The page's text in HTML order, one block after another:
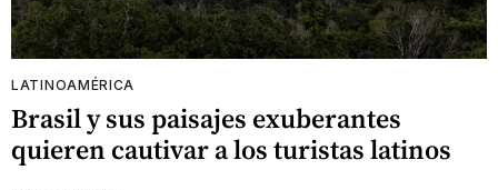
LATINOAMÉRICA
Brasil y sus paisajes exuberantes
quieren cautivar a los turistas latinos